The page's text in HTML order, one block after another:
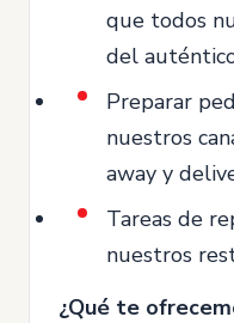
que todos
del
Preparar
nuestros
away y
Tareas de
nuestros
¿Qué te